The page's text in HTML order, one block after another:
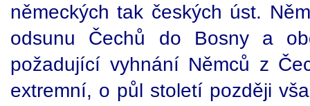
německých tak českých úst.
odsunu Čechů do Bosny a
požadující vyhnání Němců z
extremní, o půl století později